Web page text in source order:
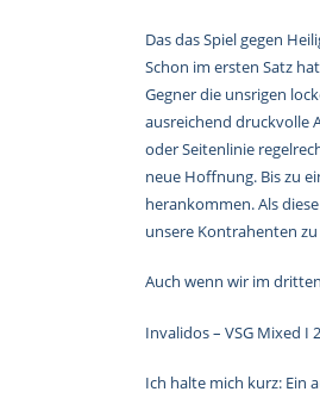
Das das Spiel gegen
Schon im ersten Satz
Gegner die unsrigen
ausreichend druckvolle
oder Seitenlinie
neue Hoffnung. Bis zu
herankommen. Als
unsere Kontrahenten
Auch wenn wir im
Invalidos – VSG Mixed I
Ich halte mich kurz: Ein